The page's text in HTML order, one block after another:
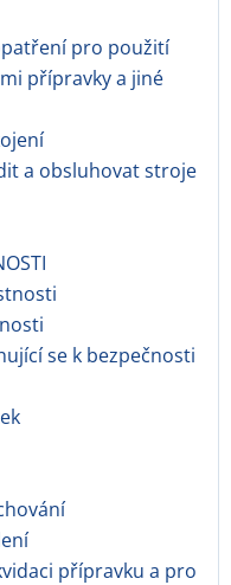
pro použití
přípravky a jiné
a obsluhovat stroje
se k bezpečnosti
přípravku a pro